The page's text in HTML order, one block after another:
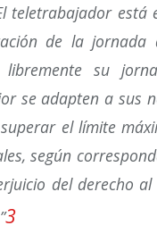
teletrabajador está
de la jornada
su
se adapten a sus
el límite
según
del derecho al
3